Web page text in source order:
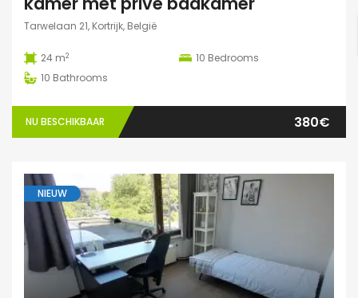
Tarwelaan 21, Kortrijk, België
24 m2 10 Bedrooms
10 Bathrooms
NU BESCHIKBAAR 380€
NIEUW